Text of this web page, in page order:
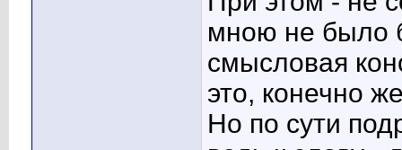
мною не было
смысловая
это, конечно
Но по сути